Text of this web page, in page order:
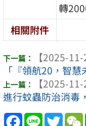
轉
相關附件
【2025-11-
「『領航20，智
【2025-11-
進行蚊蟲防治消毒
Facebook
Line